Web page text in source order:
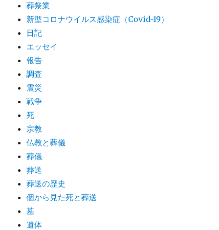
葬祭業
新型コロナウイルス感染症（Covid-19）
日記
エッセイ
報告
調査
震災
戦争
死
宗教
仏教と葬儀
葬儀
葬送
葬送の歴史
個から見た死と葬送
墓
遺体